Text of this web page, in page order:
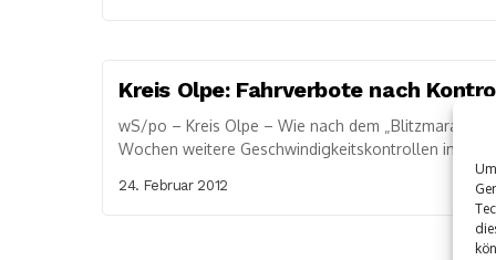
Kreis Olpe: Fahrverbote nach
wS/po – Kreis Olpe – Wie nach dem
Wochen weitere Geschwindigkeitskontrollen im
24. Februar 2012